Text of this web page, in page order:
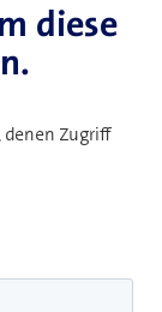
diese
denen Zugriff